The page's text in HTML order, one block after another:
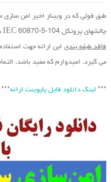
طبق قولی که در وبینار اخیر امن
چالشهای پروتکل IEC 60870-5-104 داده بودم و با توجه به پیگیری برخی بزرگواران، فایل
فاقد طبقه بندی این ارائه جهت
می گیرد. امیدوارم که مفید باشد،
*** لینک دانلود فایل پاپوینت ارائه***